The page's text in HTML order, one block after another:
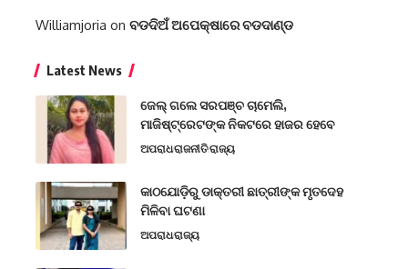
Williamjoria on ବଡଦିଅଁ ଅପେକ୍ଷାରେ ବଡଦାଣ୍ଡ
Latest News
ଜେଲ୍ ଗଲେ ସରପଞ୍ଚ ଚାମେଲି,
ମାଜିଷ୍ଟ୍ରେଟଙ୍କ ନିକଟରେ ହାଜର ହେବେ
ଅପରାଧରାଜନୀତିରାଜ୍ୟ
କାଠଯୋଡ଼ିରୁ ଡାକ୍ତରୀ ଛାତ୍ରୀଙ୍କ ମୃତଦେହ
ମିଳିବା ଘଟଣା
ଅପରାଧରାଜ୍ୟ